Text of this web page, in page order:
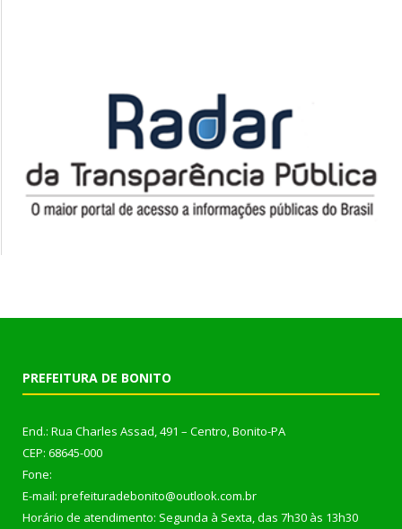
PREFEITURA DE BONITO
End.: Rua Charles Assad, 491 – Centro, Bonito-PA
CEP: 68645-000
Fone:
E-mail: prefeituradebonito@outlook.com.br
Horário de atendimento: Segunda à Sexta, das 7h30 às 13h30